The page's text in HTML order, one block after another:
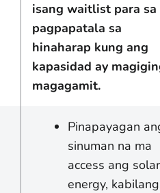
isang waitlist para sa
pagpapatala sa
hinaharap kung ang
kapasidad ay
magagamit.
Pinapayagan
sinuman na ma
access ang solar
energy, kabilang